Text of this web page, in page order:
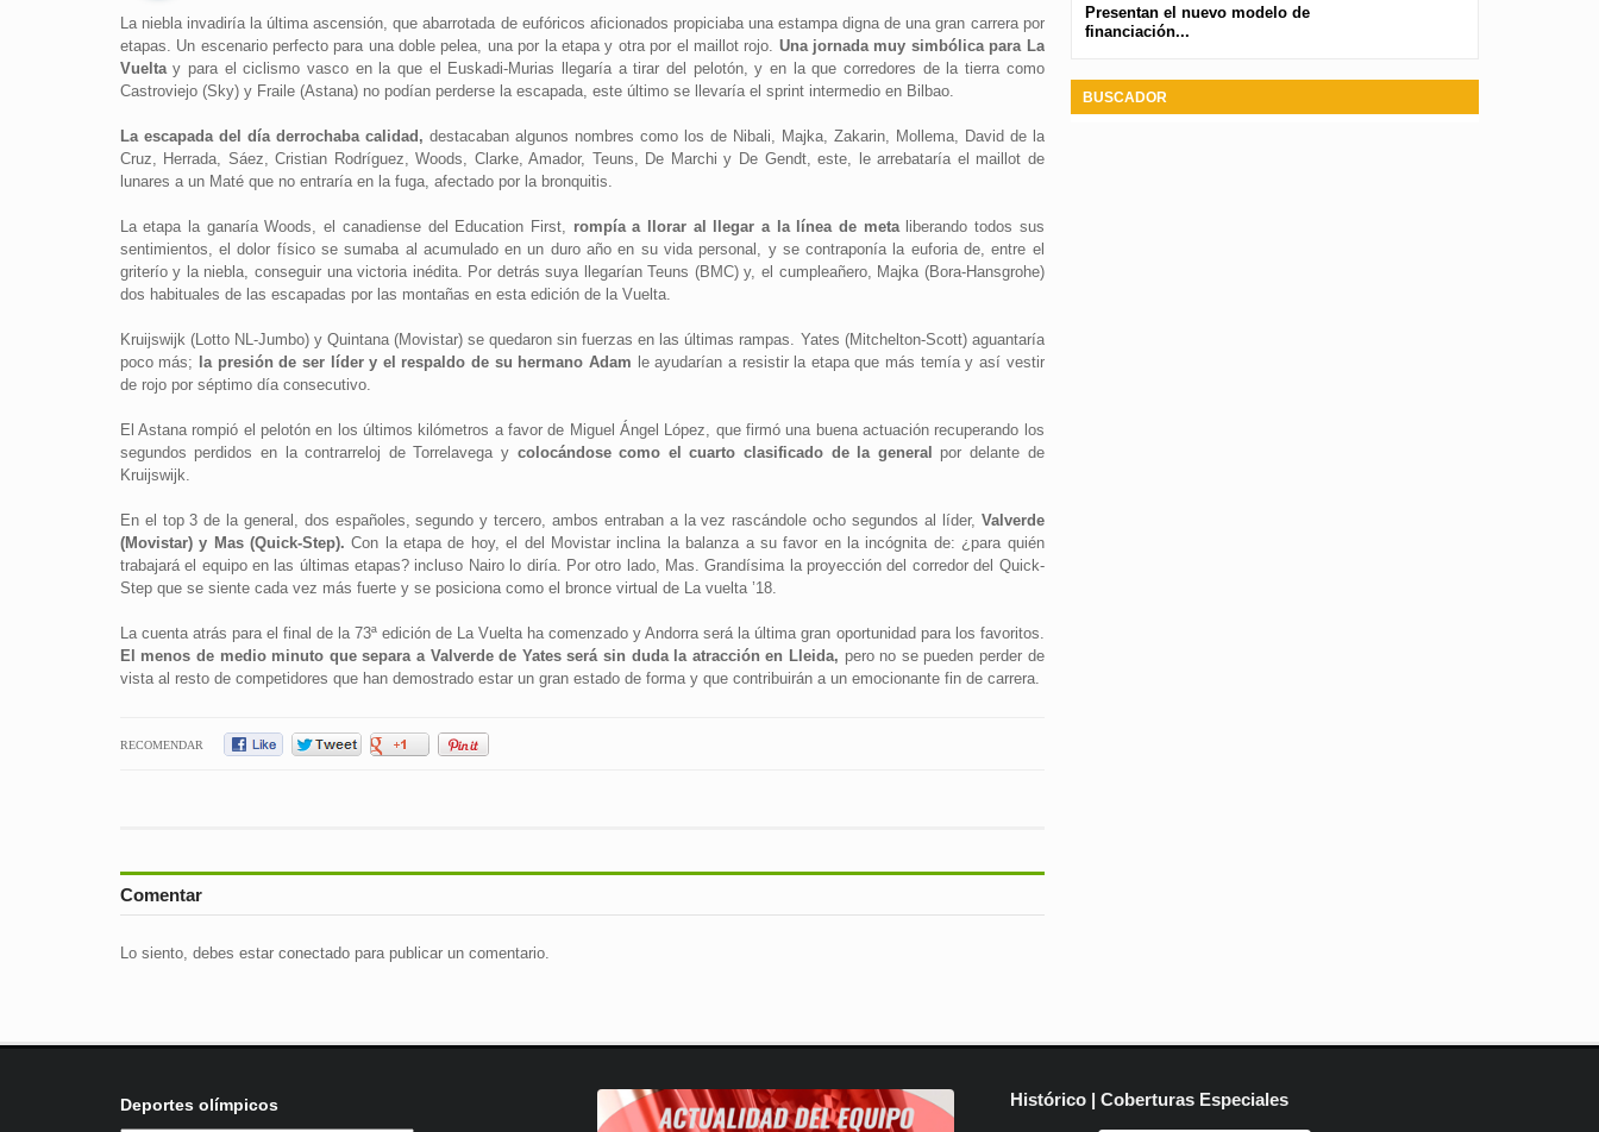
La niebla invadiría la última ascensión, que abarrotada de eufóricos aficionados propiciaba una estampa digna de una gran carrera por
etapas. Un escenario perfecto para una doble pelea, una por la etapa y otra por el maillot rojo. Una jornada muy simbólica para La
Vueltay para el ciclismo vasco en la que el Euskadi-Murias llegaría a tirar del pelotón, y en la que corredores de la tierra como
Castroviejo (Sky) y Fraile (Astana) no podían perderse la escapada, este último se llevaría el sprint intermedio en Bilbao.
La escapada del día derrochaba calidad, destacaban algunos nombres como los de Nibali, Majka, Zakarin, Mollema, David de la
Cruz, Herrada, Sáez, Cristian Rodríguez, Woods, Clarke, Amador, Teuns, De Marchi y De Gendt, este, le arrebataría el maillot de
lunares a un Maté que no entraría en la fuga, afectado por la bronquitis.
La etapa la ganaría Woods, el canadiense del Education First, rompía a llorar al llegar a la línea de metaliberando todos sus
sentimientos, el dolor físico se sumaba al acumulado en un duro año en su vida personal, y se contraponía la euforia de, entre el
griterío y la niebla, conseguir una victoria inédita. Por detrás suya llegarían Teuns (BMC) y, el cumpleañero, Majka (Bora-Hansgrohe)
dos habituales de las escapadas por las montañas en esta edición de la Vuelta.
Kruijswijk (Lotto NL-Jumbo) y Quintana (Movistar) se quedaron sin fuerzas en las últimas rampas. Yates (Mitchelton-Scott) aguantaría
poco más;
la presión de ser líder y el respaldo de su hermano Adam le ayudarían a resistir la etapa que más temía y así vestir
de rojo por séptimo día consecutivo.
El Astana rompió el pelotón en los últimos kilómetros a favor de Miguel Ángel López, que firmó una buena actuación recuperando los
segundos perdidos en la contrarreloj de Torrelavega y colocándose como el cuarto clasificado de la general
por delante de
Kruijswijk.
En el top 3 de la general, dos españoles, segundo y tercero, ambos entraban a la vez rascándole ocho segundos al líder, Valverde
(Movistar) y Mas (Quick-Step). Con la etapa de hoy, el del Movistar inclina la balanza a su favor en la incógnita de: ¿para quién
trabajará el equipo en las últimas etapas? incluso Nairo lo diría. Por otro lado, Mas. Grandísima la proyección del corredor del Quick-
Step que se siente cada vez más fuerte y se posiciona como el bronce virtual de La vuelta ’18.
La cuenta atrás para el final de la 73ª edición de La Vuelta ha comenzado y Andorra será la última gran oportunidad para los favoritos.
El menos de medio minuto que separa a Valverde de Yates será sin duda la atracción en Lleida, pero no se pueden perder de
vista al resto de competidores que han demostrado estar un gran estado de forma y que contribuirán a un emocionante fin de carrera.
RECOMENDAR
Comentar
Lo siento, debes estar conectadopara publicar un comentario.
Presentan el nuevo modelo de
financiación...
BUSCADOR
Deportes olímpicos Histórico | Coberturas Especiales